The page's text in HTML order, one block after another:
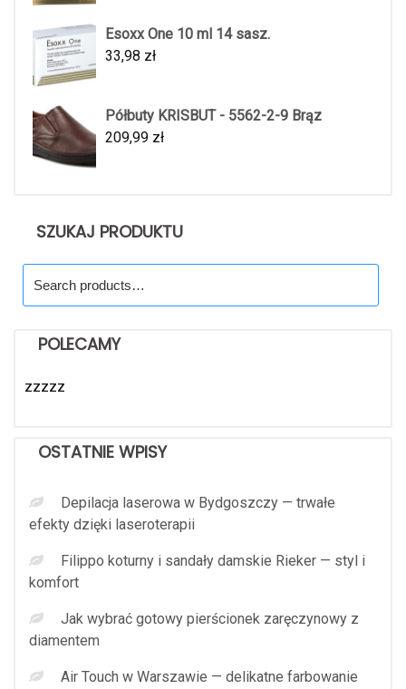
Esoxx One 10 ml 14 sasz.
33,98 zł
Półbuty KRISBUT - 5562-2-9 Brąz
209,99 zł
SZUKAJ PRODUKTU
for:
POLECAMY
zzzzz
OSTATNIE WPISY
Depilacja laserowa w Bydgoszczy — trwałe
efekty dzięki laseroterapii
Filippo koturny i sandały damskie Rieker — styl i
komfort
Jak wybrać gotowy pierścionek zaręczynowy z
diamentem
Air Touch w Warszawie — delikatne farbowanie